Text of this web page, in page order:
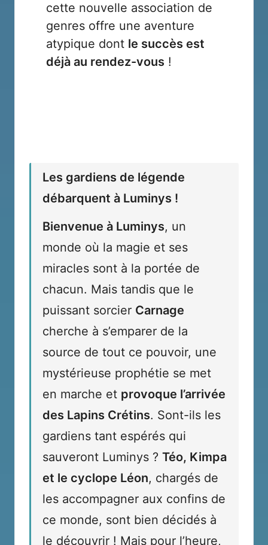
cette nouvelle association de
genres offre une aventure
atypique dont le succès est
déjà au rendez-vous !
Les gardiens de légende
débarquent à Luminys !
Bienvenue à Luminys, un
monde où la magie et ses
miracles sont à la portée de
chacun. Mais tandis que le
puissant sorcier Carnage
cherche à s’emparer de la
source de tout ce pouvoir, une
mystérieuse prophétie se met
en marche et provoque l’arrivée
des Lapins Crétins. Sont-ils les
gardiens tant espérés qui
sauveront Luminys ?Téo, Kimpa
et le cyclope Léon, chargés de
les accompagner aux confins de
ce monde, sont bien décidés à
le découvrir ! Mais pour l’heure,